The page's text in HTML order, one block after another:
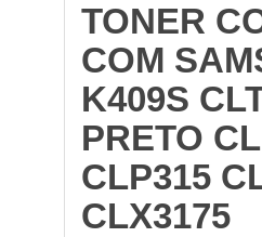
TONER
COM
K409S
PRETO
CLP315
CLX3175